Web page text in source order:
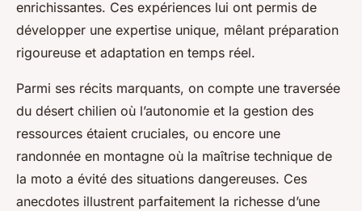
enrichissantes. Ces expériences lui ont permis de
développer une expertise unique, mêlant préparation
rigoureuse et adaptation en temps réel.
Parmi ses récits marquants, on compte une traversée
du désert chilien où l’autonomie et la gestion des
ressources étaient cruciales, ou encore une
randonnée en montagne où la maîtrise technique de
la moto a évité des situations dangereuses. Ces
anecdotes illustrent parfaitement la richesse d’une